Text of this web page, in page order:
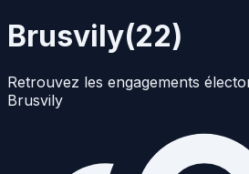
Brusvily(22)
Retrouvez les engagements
Brusvily